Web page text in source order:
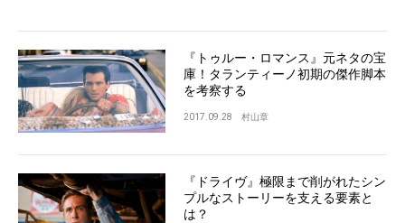
『トゥルー・ロマンス』元ネタの宝
庫！タランティーノ初期の傑作脚本
を考察する
2017.09.28 村山章
『ドライヴ』極限まで削がれたシン
プルなストーリーを支える要素と
は？